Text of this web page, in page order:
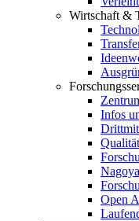
Wirtschaft &
Infos
Open